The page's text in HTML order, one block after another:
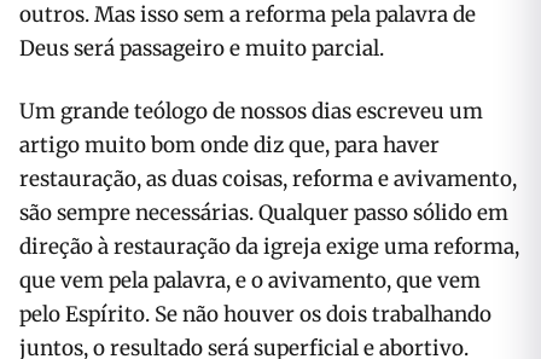
outros. Mas isso sem a reforma pela palavra de
Deus será passageiro e muito parcial.
Um grande teólogo de nossos dias escreveu um
artigo muito bom onde diz que, para haver
restauração, as duas coisas, reforma e avivamento,
são sempre necessárias. Qualquer passo sólido em
direção à restauração da igreja exige uma reforma,
que vem pela palavra, e o avivamento, que vem
pelo Espírito. Se não houver os dois trabalhando
juntos, o resultado será superficial e abortivo.